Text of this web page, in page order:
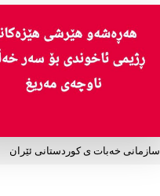
سازمانی خەبات ی کوردستانی ئێران